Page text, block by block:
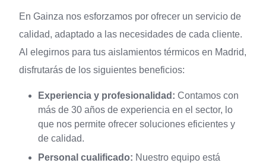
En Gainza nos esforzamos por ofrecer un servicio de
calidad, adaptado a las necesidades de cada cliente.
Al elegirnos para tus aislamientos térmicos en Madrid,
disfrutarás de los siguientes beneficios:
Experiencia y profesionalidad: Contamos con
más de 30 años de experiencia en el sector, lo
que nos permite ofrecer soluciones eficientes y
de calidad.
Personal cualificado: Nuestro equipo está